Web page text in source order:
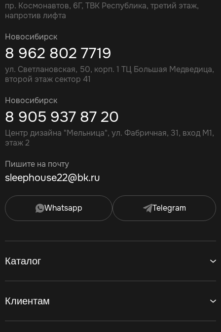
пр. Космонавтов, 6Г, ТВК Республика, третий этаж,
напротив лифта
Новосибирск
8 962 802 7719
ул. Светлановская, 50, корп. 1 ТЦ Большая Медведица,
второй этаж сектор 41
Новосибирск
8 905 937 87 20
Центр дизайна "Мельница", ул. Фабричная, 31, вход М1,
этаж 2
Пишите на почту
sleephouse22@bk.ru
Whatsapp Telegram
Каталог
Клиентам